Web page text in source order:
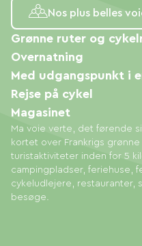
Nos plus belles
Ma voie verte, det førende
kortet over Frankrigs
turistaktiviteter inden for 5
campingpladser, feriehuse,
cykeludlejere,
besøge.
Grønne ruter og
Overnatning
Med udgangspunkt i
Rejse på cykel
Magasinet